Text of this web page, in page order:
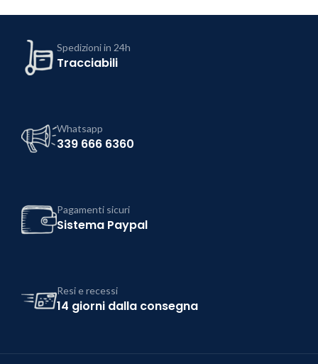
Spedizioni in 24h
Tracciabili
Whatsapp
339 666 6360
Pagamenti sicuri
Sistema Paypal
Resi e recessi
14 giorni dalla consegna